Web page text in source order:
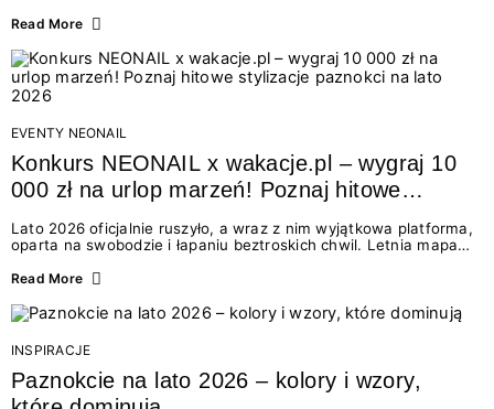
świata beauty i oszałamiających deserów to coś więcej niż
zmysłami: przez soczysty kolor, aksamitną teksturę,
orzeźwiający zapach i słodki akcent na podniebieniu. Tego lata
NEONAIL łączy siły z marką Willisch, tworząc unikalny projekt
na styku jedzenia i piękna....
Read More
EVENTY NEONAIL
Konkurs NEONAIL x wakacje.pl – wygraj 10
000 zł na urlop marzeń! Poznaj hitowe
Lato 2026 oficjalnie ruszyło, a wraz z nim wyjątkowa platforma,
oparta na swobodzie i łapaniu beztroskich chwil. Letnia mapa
doświadczenia wakacji – od spontanicznych wyjazdów, przez
Motywem przewodnim jest eksplorowanie i kolekcjonowanie
letnich momentów. Z tej okazji przygotowaliśmy coś absolutnie
wyjątkowego: wielki konkurs z wakacje.pl oraz dawkę
najgorętszych trendów w...
Read More
INSPIRACJE
Paznokcie na lato 2026 – kolory i wzory,